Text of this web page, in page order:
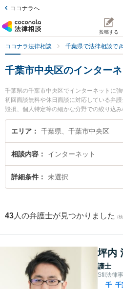
ココナラへ
投稿する
ココナラ法律相談 千葉県で法律相談で
千葉市中央区のインター
千葉県の千葉市中央区でインターネットに
初回面談無料や休日面談に対応している弁
毀損、個人特定等の細かな分野での絞り込
事務所の坪内 清久弁護士やSfil法律事務所
務所の石垣 ゆり子弁護士のプロフィール情
富な近くの弁護士を検索したい』『初回相
できる千葉市中央区内の弁護士に相談予約
におすすめです。
エリア 千葉県、千葉市中央区
相談内容 インターネット
詳細条件 未選択
43 人の弁護士が見つかりました (
坪内
護士
Sfil法律
千 千